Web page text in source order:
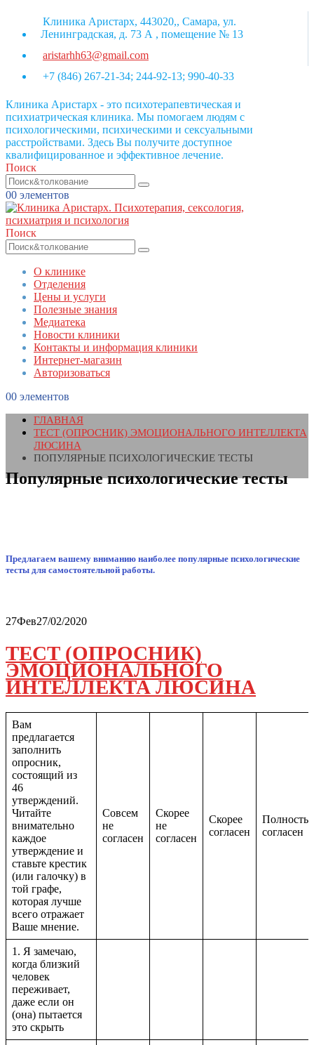
Клиника Аристарх, 443020,, Самара, ул.
Ленинградская, д. 73 А , помещение № 13
aristarhh63@gmail.com
+7 (846) 267-21-34; 244-92-13; 990-40-33
Клиника Аристарх - это психотерапевтическая и
психиатрическая клиника. Мы помогаем людям с
психологическими, психическими и сексуальными
расстройствами. Здесь Вы получите доступное
квалифицированное и эффективное лечение.
Поиск
00 элементов
Поиск
О клинике
Отделения
Цены и услуги
Полезные знания
Медиатека
Новости клиники
Контакты и информация клиники
Интернет-магазин
Авторизоваться
00 элементов
ГЛАВНАЯ
ТЕСТ (ОПРОСНИК) ЭМОЦИОНАЛЬНОГО ИНТЕЛЛЕКТА
ЛЮСИНА
ПОПУЛЯРНЫЕ ПСИХОЛОГИЧЕСКИЕ ТЕСТЫ
Популярные психологические тесты
Предлагаем вашему вниманию наиболее популярные психологические
тесты для самостоятельной работы.
27Фев27/02/2020
ТЕСТ (ОПРОСНИК)
ЭМОЦИОНАЛЬНОГО
ИНТЕЛЛЕКТА ЛЮСИНА
Вам
предлагается
заполнить
опросник,
состоящий из
46
утверждений.
Читайте
внимательно
каждое
утверждение и
ставьте крестик
(или галочку) в
той графе,
которая лучше
всего отражает
Ваше мнение.
Совсем
не
согласен
Скорее
не
согласен
Скорее
согласен
согласен
1. Я замечаю,
когда близкий
человек
переживает,
даже если он
(она) пытается
это скрыть